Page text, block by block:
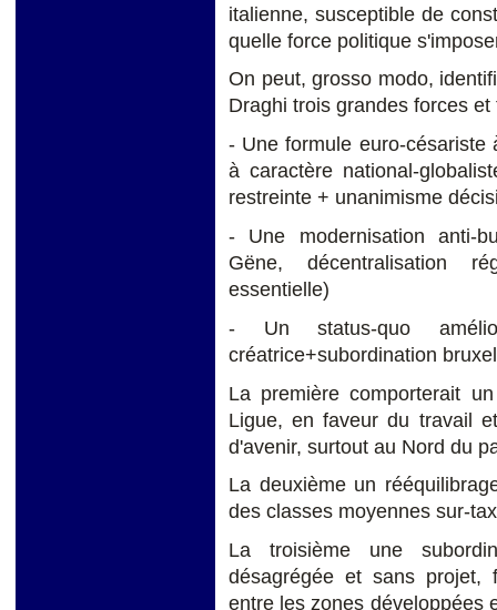
italienne, susceptible de
quelle force politique
On peut, grosso modo,
Draghi trois grandes forces
- Une formule euro-césariste
à caractère national-
restreinte + unanimisme
- Une modernisation anti-
Gëne, décentralisation
essentielle)
- Un status-quo
créatrice+subordination
La première comporterait
Ligue, en faveur du travail
d'avenir, surtout au Nord du
La deuxième un
des classes moyennes sur-
La troisième une
désagrégée et sans projet,
entre les zones développées